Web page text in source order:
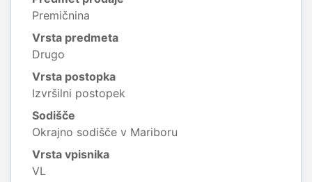
Premičnina
Vrsta predmeta
Drugo
Vrsta postopka
Izvršilni postopek
Sodišče
Okrajno sodišče v Mariboru
Vrsta vpisnika
VL